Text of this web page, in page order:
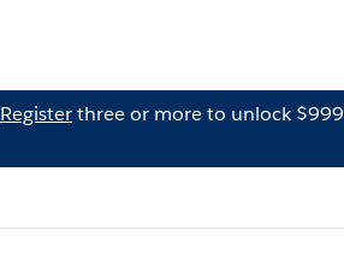
Registerthree or more to unlock $999